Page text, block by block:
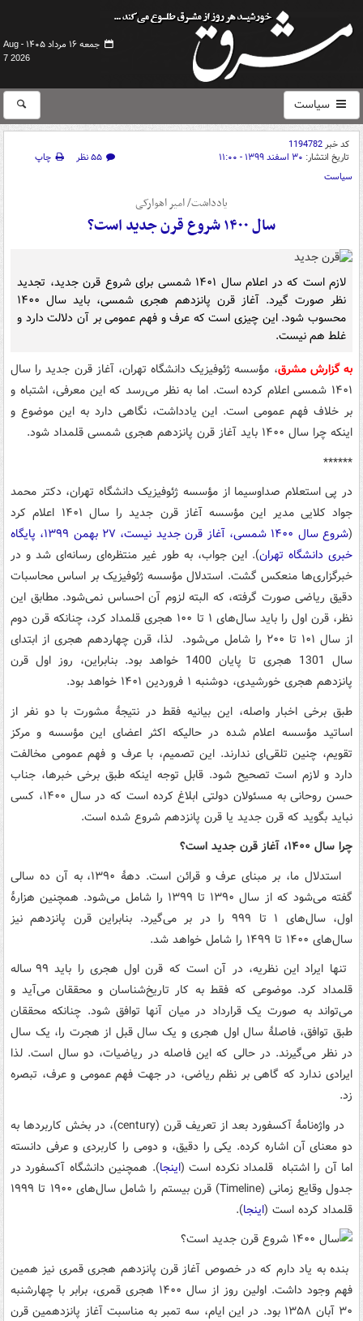
جمعه ۱۶ مرداد ۱۴۰۵ -
Aug
7 2026
سیاست
کد خبر1194782
تاریخ انتشار: ۳۰ اسفند ۱۳۹۹ - ۱۱:۰۰ ۵۵ نظر
چاپ
سیاست
یادداشت/ امیر اهوارکی
سال ۱۴۰۰ شروع قرن جدید است؟
لازم است که در اعلام سال ۱۴۰۱ شمسی برای شروع قرن جدید، تجدید
نظر صورت گیرد. آغاز قرن پانزدهم هجری شمسی، باید سال ۱۴۰۰
محسوب شود. این چیزی است که عرف و فهم عمومی بر آن دلالت دارد و
غلط هم نیست.
به گزارش مشرق، مؤسسه ژئوفیزیک دانشگاه تهران، آغاز قرن جدید را سال
۱۴۰۱ شمسی اعلام کرده است. اما به نظر می‌رسد که این معرفی، اشتباه و
بر خلاف فهم عمومی است. این یادداشت، نگاهی دارد به این موضوع و
اینکه چرا سال ۱۴۰۰ باید آغاز قرن پانزدهم هجری شمسی قلمداد شود.
******
در پی استعلام صداوسیما از مؤسسه ژئوفیزیک دانشگاه تهران، دکتر محمد
جواد کلایی مدیر این مؤسسه آغاز قرن جدید را سال ۱۴۰۱ اعلام کرد
(
شروع سال ۱۴۰۰ شمسی، آغاز قرن جدید نیست، ۲۷ بهمن ۱۳۹۹، پایگاه
خبری دانشگاه تهران). این جواب، به طور غیر منتظره‌ای رسانه‌ای شد و در
خبرگزاری‌ها منعکس گشت. استدلال مؤسسه ژئوفیزیک بر اساس محاسبات
دقیق ریاضی صورت گرفته، که البته لزوم آن احساس نمی‌شود. مطابق این
نظر، قرن اول را باید سال‌های ۱ تا ۱۰۰ هجری قلمداد کرد، چنانکه قرن دوم
از سال ۱۰۱ تا ۲۰۰ را شامل می‌شود. لذا، قرن چهاردهم هجری از ابتدای
سال 1301 هجری تا پایان 1400 خواهد بود. بنابراین، روز اول قرن
پانزدهم هجری خورشیدی، دوشنبه ۱ فروردین ۱۴۰۱ خواهد بود.
طبق برخی اخبار واصله، این بیانیه فقط در نتیجۀ مشورت با دو نفر از
اساتید مؤسسه اعلام شده در حالیکه اکثر اعضای این مؤسسه و مرکز
تقویم، چنین تلقی‌ای ندارند. این تصمیم، با عرف و فهم عمومی مخالفت
دارد و لازم است تصحیح شود. قابل توجه اینکه طبق برخی خبرها، جناب
حسن روحانی به مسئولان دولتی ابلاغ کرده است که در سال ۱۴۰۰، کسی
نباید بگوید که قرن جدید یا قرن پانزدهم شروع شده است.
چرا سال ۱۴۰۰، آغاز قرن جدید است؟
استدلال ما، بر مبنای عرف و قرائن است. دهۀ ۱۳۹۰، به آن ده سالی
گفته می‌شود که از سال ۱۳۹۰ تا ۱۳۹۹ را شامل می‌شود. همچنین هزارۀ
اول، سال‌های ۱ تا ۹۹۹ را در بر می‌گیرد. بنابراین قرن پانزدهم نیز
سال‌های ۱۴۰۰ تا ۱۴۹۹ را شامل خواهد شد.
تنها ایراد این نظریه، در آن است که قرن اول هجری را باید ۹۹ ساله
قلمداد کرد. موضوعی که فقط به کار تاریخ‌شناسان و محققان می‌آید و
می‌تواند به صورت یک قرارداد در میان آنها توافق شود. چنانکه محققان
طبق توافق، فاصلۀ سال اول هجری و یک سال قبل از هجرت را، یک سال
در نظر می‌گیرند. در حالی که این فاصله در ریاضیات، دو سال است. لذا
ایرادی ندارد که گاهی بر نظم ریاضی، در جهت فهم عمومی و عرف، تبصره
زد.
در واژه‌نامۀ آکسفورد بعد از تعریف قرن (century)، در بخش کاربردها به
دو معنای آن اشاره کرده. یکی را دقیق، و دومی را کاربردی و عرفی دانسته
اما آن را اشتباه قلمداد نکرده است (اینجا). همچنین دانشگاه آکسفورد در
جدول‌ وقایع زمانی (Timeline) قرن بیستم را شامل سال‌های ۱۹۰۰ تا ۱۹۹۹
قلمداد کرده است (اینجا).
بنده به یاد دارم که در خصوص آغاز قرن پانزدهم هجری قمری نیز همین
فهم وجود داشت. اولین روز از سال ۱۴۰۰ هجری قمری، برابر با چهارشنبه
۳۰ آبان ۱۳۵۸ بود. در این ایام، سه تمبر به مناسبت آغاز پانزدهمین قرن